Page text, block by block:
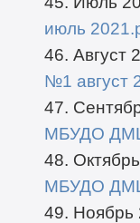
июль
46. Август
№1 август
47.
МБУДО
48.
МБУДО
49. Ноябрь